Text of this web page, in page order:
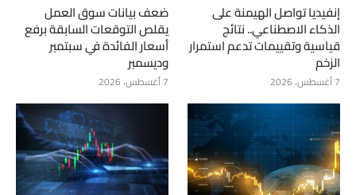
إنفيديا تواصل الهيمنة على
الذكاء الاصطناعي.. نتائج
قياسية وتقييمات تدعم استمرار
الزخم
7 أغسطس، 2026
ضعف بيانات سوق العمل
يقلص التوقعات السابقة برفع
أسعار الفائدة في سبتمبر
وديسمبر
7 أغسطس، 2026